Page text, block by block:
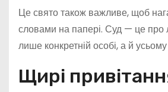
Це свято також важливе, щоб
словами на папері. Суд — це про
лише конкретній особі, а й
Щирі